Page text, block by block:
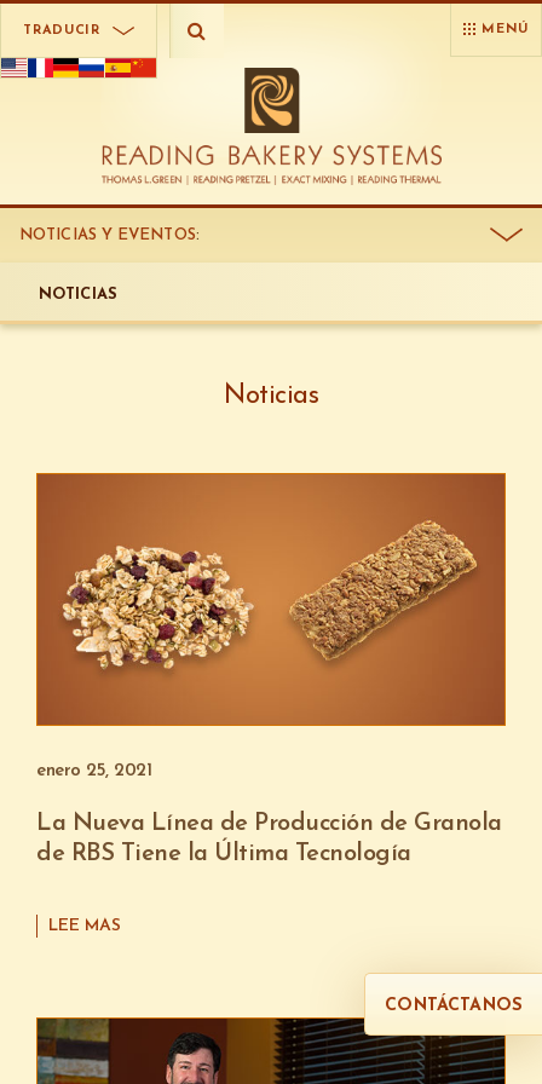
TRADUCIR MENÚ
NOTICIAS Y EVENTOS:
NOTICIAS
Noticias
enero 25, 2021
La Nueva Línea de Producción de Granola
de RBS Tiene la Última Tecnología
LEE MAS
CONTÁCTANOS